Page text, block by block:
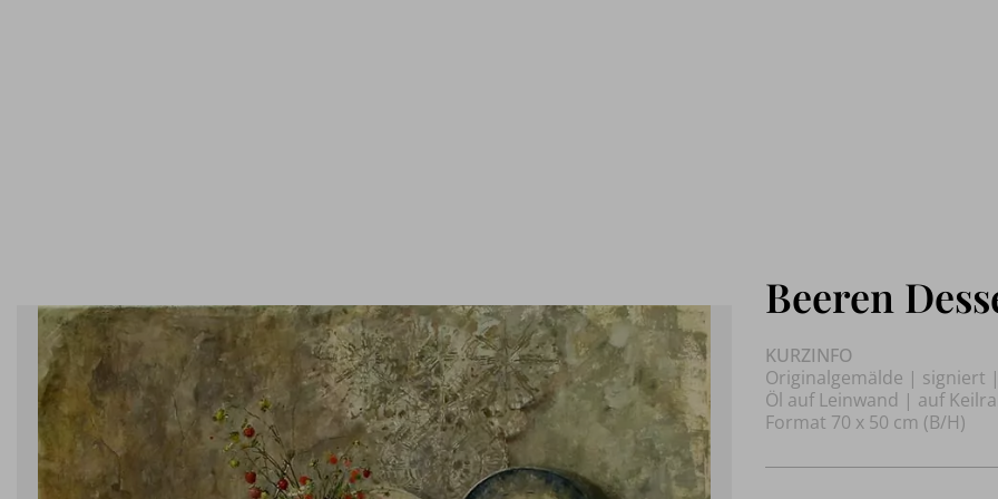
Beeren
KURZINFO
Originalgemälde | signiert
Öl auf Leinwand | auf
Format 70 x 50 cm (B/H)